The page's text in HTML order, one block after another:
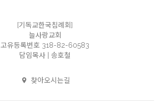
[기독교한국침례회]
늘사랑교회
고유등록번호 318-82-60583
담임목사 | 송호철
찾아오시는길